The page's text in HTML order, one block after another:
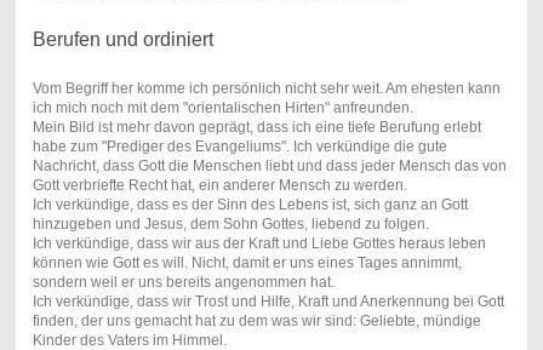
Berufen und ordiniert
Vom Begriff her komme ich persönlich nicht sehr weit. Am ehesten kann
ich mich noch mit dem "orientalischen Hirten" anfreunden.
Mein Bild ist mehr davon geprägt, dass ich eine tiefe Berufung erlebt
habe zum "Prediger des Evangeliums". Ich verkündige die gute
Nachricht, dass Gott die Menschen liebt und dass jeder Mensch das von
Gott verbriefte Recht hat, ein anderer Mensch zu werden.
Ich verkündige, dass es der Sinn des Lebens ist, sich ganz an Gott
hinzugeben und Jesus, dem Sohn Gottes, liebend zu folgen.
Ich verkündige, dass wir aus der Kraft und Liebe Gottes heraus leben
können wie Gott es will. Nicht, damit er uns eines Tages annimmt,
sondern weil er uns bereits angenommen hat.
Ich verkündige, dass wir Trost und Hilfe, Kraft und Anerkennung bei Gott
finden, der uns gemacht hat zu dem was wir sind: Geliebte, mündige
Kinder des Vaters im Himmel.